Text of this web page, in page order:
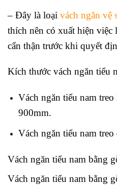
– Đây là loại vách ngăn vệ
thích nên có xuất hiện việc
cẩn thận trước khi quyết
Kích thước vách ngăn tiểu
Vách ngăn tiểu nam
900mm.
Vách ngăn tiểu nam
Vách ngăn tiểu nam bằng
Vách ngăn tiểu nam bằng